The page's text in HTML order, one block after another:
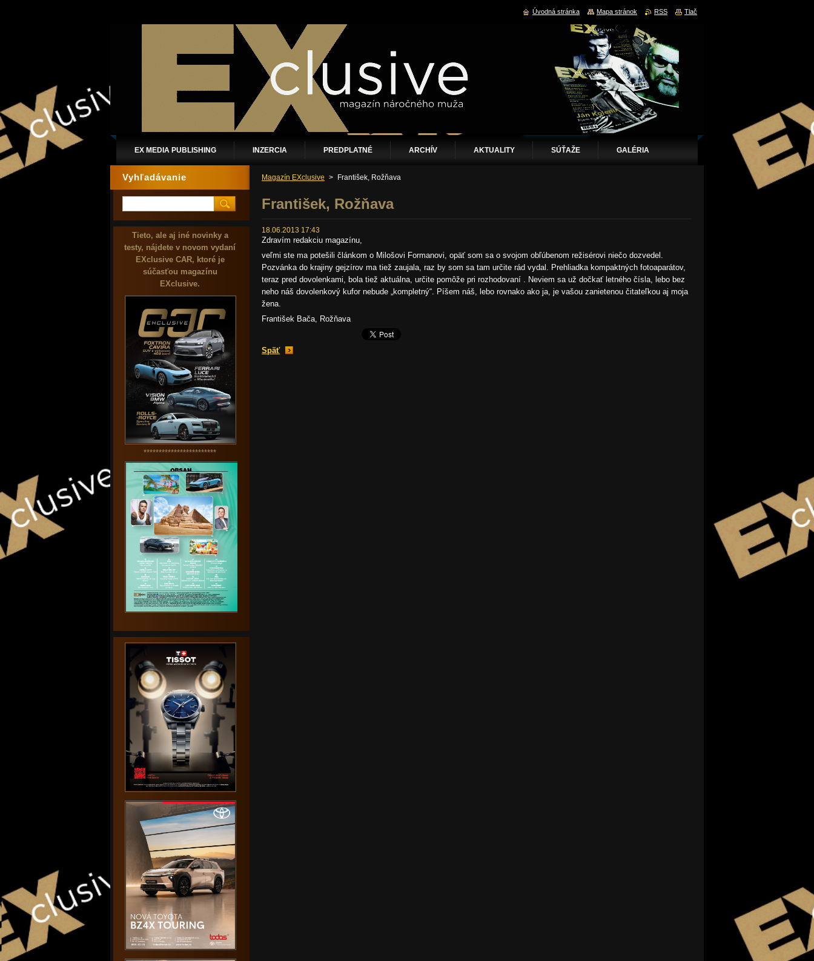
EX MEDIA PUBLISHING INZERCIA PREDPLATNÉ ARCHÍV AKTUALITY SÚŤAŽE GALÉRIA
Magazín EXclusive > František, Rožňava
František, Rožňava
18.06.2013 17:43
Zdravím redakciu magazínu,
veľmi ste ma potešili článkom o Milošovi Formanovi, opäť som sa o svojom obľúbenom režisérovi niečo dozvedel.
Pozvánka do krajiny gejzírov ma tiež zaujala, raz by som sa tam určite rád vydal. Prehliadka kompaktných fotoaparátov,
teraz pred dovolenkami, bola tiež aktuálna, určite pomôže pri rozhodovaní . Neviem sa už dočkať letného čísla, lebo bez
neho náš dovolenkový kufor nebude „kompletný“. Píšem náš, lebo rovnako ako ja, je vašou zanietenou čitateľkou aj moja
žena.
František Bača, Rožňava
Späť
Vyhľadávanie
Tieto, ale aj iné novinky a
testy, nájdete v novom vydaní
EXclusive CAR, ktoré je
súčasťou magazínu
EXclusive.
************************
Úvodná stránka Mapa stránok RSS Tlač